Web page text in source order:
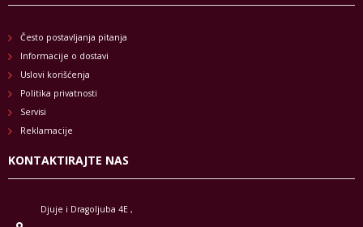
Često postavljanja pitanja
Informacije o dostavi
Uslovi korišćenja
Politika privatnosti
Servisi
Reklamacije
KONTAKTIRAJTE NAS
Djuje i Dragoljuba 4E ,